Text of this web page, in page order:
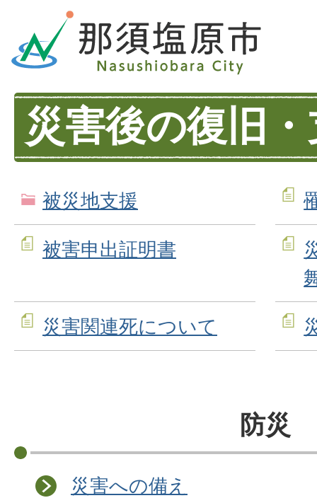
災害後の復旧
被災地支援
被害申出証明書
災害関連死について
防災
災害への備え